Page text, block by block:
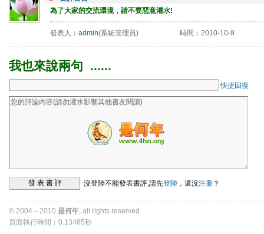
為了大家的交流環境，請不要惡意灌水!
發表人︰ admin(系統管理員) 時間︰2010-10-9
我也來說兩句 ......
快捷回復
沒登陸不能發表書評,請先登陸 ，還沒注冊 ？
© 2004－2010 是何年 , all rights reserved
頁面執行時間︰0.13465秒